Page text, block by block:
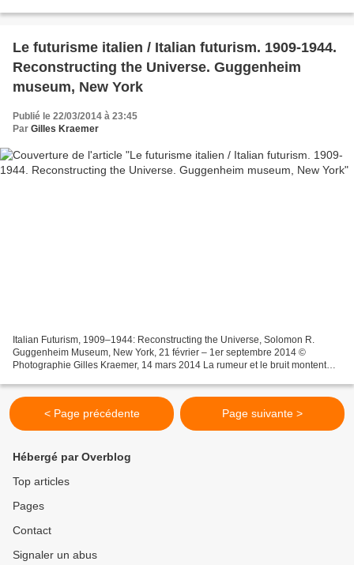
Le futurisme italien / Italian futurism. 1909-1944.
Reconstructing the Universe. Guggenheim
museum, New York
Publié le 22/03/2014 à 23:45
Par Gilles Kraemer
Italian Futurism, 1909–1944: Reconstructing the Universe, Solomon R.
Guggenheim Museum, New York, 21 février – 1er septembre 2014 ©
Photographie Gilles Kraemer, 14 mars 2014 La rumeur et le bruit montent
< Page précédente Page suivante >
Hébergé par Overblog
Top articles
Pages
Contact
Signaler un abus